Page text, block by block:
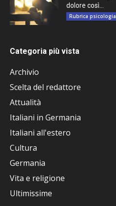
dolore così...
Rubrica psicologia
Categoria più vista
Archivio
Scelta del redattore
Attualità
Italiani in Germania
Italiani all'estero
Cultura
Germania
Vita e religione
Ultimissime